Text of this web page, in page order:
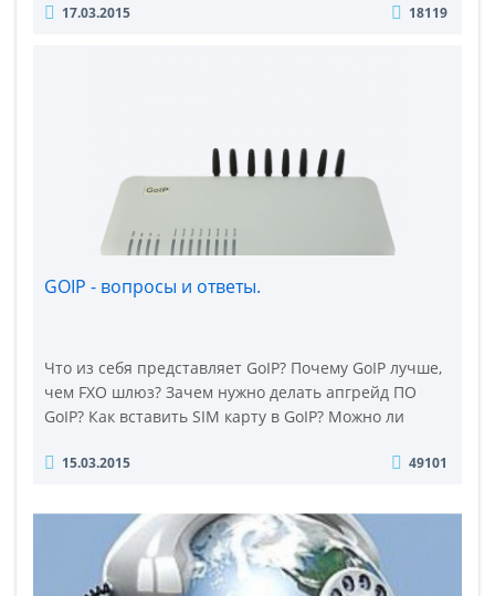
линии для исходящих звонков . GoIP – достаточно
17.03.2015 18119
GOIP - вопросы и ответы.
Что из себя представляет GoIP? Почему GoIP лучше,
чем FXO шлюз? Зачем нужно делать апгрейд ПО
GoIP? Как вставить SIM карту в GoIP? Можно ли
питание? Как отправлять SMS через GoIP? Можно ли
себя представляет GoIP? GoIP – представляет собой
шлюз между двумя сетями: GSM..
15.03.2015 49101